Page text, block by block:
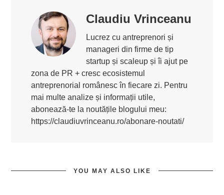
Claudiu Vrinceanu
Lucrez cu antreprenori și
manageri din firme de tip
startup și scaleup și îi ajut pe
zona de PR + cresc ecosistemul
antreprenorial românesc în fiecare zi. Pentru
mai multe analize și informații utile,
abonează-te la noutățile blogului meu:
https://claudiuvrinceanu.ro/abonare-noutati/
YOU MAY ALSO LIKE